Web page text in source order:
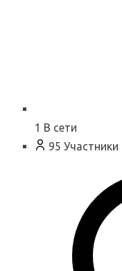
1 В сети
95 Участники